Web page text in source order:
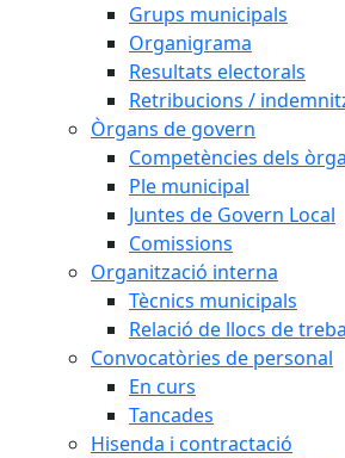
Grups municipals
Organigrama
Resultats electorals
Retribucions /
Òrgans de govern
Competències dels
Ple municipal
Juntes de Govern Local
Comissions
Organització interna
Tècnics municipals
Relació de llocs de
Convocatòries de personal
En curs
Tancades
Hisenda i contractació